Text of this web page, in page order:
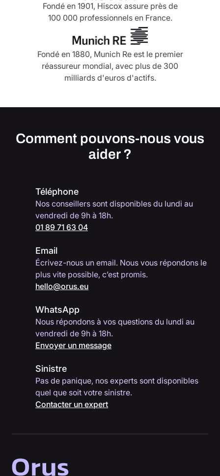
Fondé en 1901, Hiscox assure près de
100 000 professionnels en France.
Fondé en 1880, Munich Re est le premier
réassureur mondial, avec plus de 300
milliards d'euros d'actifs.
Comment pouvons-nous vous
aider ?
Téléphone
Nos conseillers sont disponibles du lundi au
vendredi de 9h à 18h.
01 89 71 63 04
Email
Écrivez-nous un email. Nous vous répondons le
plus vite possible, c’est promis.
hello@orus.eu
WhatsApp
Nous répondons à vos questions du lundi au
vendredi de 9h à 18h.
Envoyer un message
Sinistre
Pas de panique, nos experts sont disponibles
quel que soit votre sinistre.
Contacter un expert